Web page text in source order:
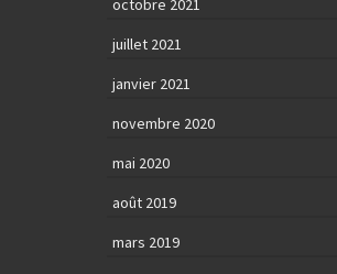
octobre 2021
juillet 2021
janvier 2021
novembre 2020
mai 2020
août 2019
mars 2019